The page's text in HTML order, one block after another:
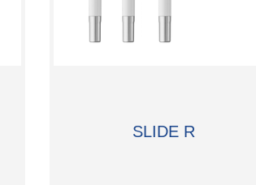
SLIDE R